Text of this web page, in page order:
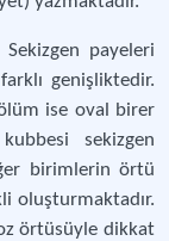
payeleri
genişliktedir.
ise oval birer
sekizgen
birimlerin örtü
oluşturmaktadır.
örtüsüyle dikkat